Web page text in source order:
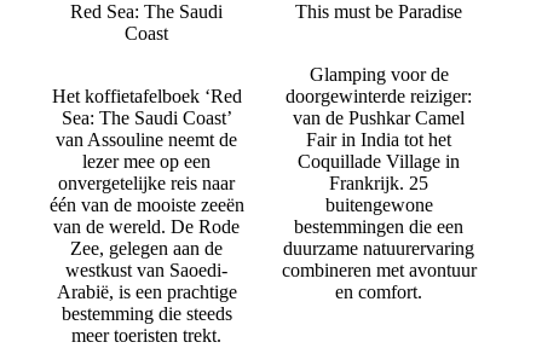
Red Sea: The Saudi
Coast
Het koffietafelboek ‘Red
Sea: The Saudi Coast’
van Assouline neemt de
lezer mee op een
onvergetelijke reis naar
één van de mooiste zeeën
van de wereld. De Rode
Zee, gelegen aan de
westkust van Saoedi-
Arabië, is een prachtige
bestemming die steeds
meer toeristen trekt.
This must be Paradise
Glamping voor de
doorgewinterde reiziger:
van de Pushkar Camel
Fair in India tot het
Coquillade Village in
Frankrijk. 25
buitengewone
bestemmingen die een
duurzame natuurervaring
combineren met avontuur
en comfort.